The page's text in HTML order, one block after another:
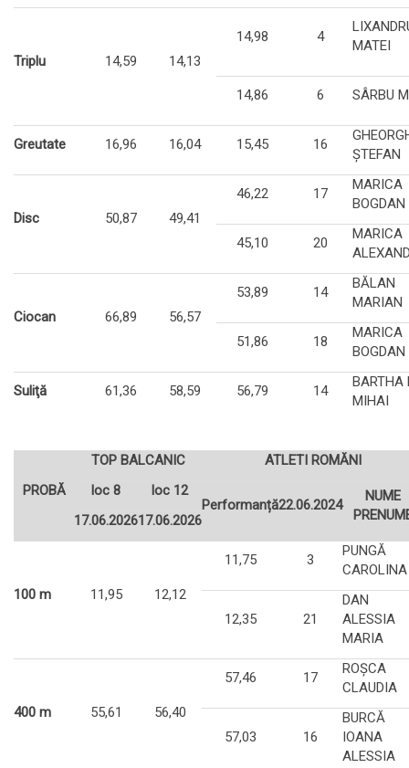
Triplu 14,59 14,13
14,98 4
MATEI
14,86 6 SÂRBU
Greutate 16,96 16,04 15,45 16
ŞTEFAN
Disc 50,87 49,41
46,22 17
MARICA
BOGDAN
45,10 20
MARICA
Ciocan 66,89 56,57
53,89 14
BĂLAN
MARIAN
51,86 18
MARICA
BOGDAN
Suliţă 61,36 58,59 56,79 14
BARTHA
MIHAI
PROBĂ
TOP BALCANIC
ATLETI ROMĂNI
loc 8
loc 12
Performanță22.06.2024
NUME
17.06.202617.06.2026
100 m 11,95 12,12
11,75 3
PUNGĂ
CAROLINA
12,35 21
DAN
ALESSIA
MARIA
400 m 55,61 56,40
57,46 17
ROŞCA
CLAUDIA
57,03 16
BURCĂ
IOANA
ALESSIA